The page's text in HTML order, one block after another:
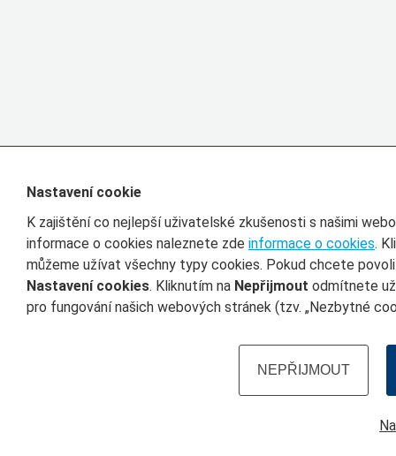
Nastavení cookie
K zajištění co nejlepší uživatelské zkušenosti s našimi
informace o cookies naleznete zde informace o cookies.
můžeme užívat všechny typy cookies. Pokud chcete
Nastavení cookies. Kliknutím na Nepřijmout odmítnete
pro fungování našich webových stránek (tzv. „Nezbytné
NEPŘIJMOUT